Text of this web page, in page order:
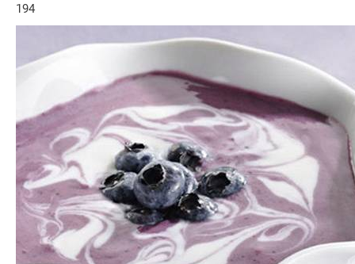
194